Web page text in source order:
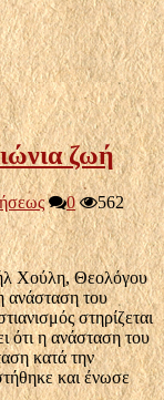
ζωή
0 562
Χούλη, Θεολόγου
ανάσταση του
στηρίζεται
ότι η ανάσταση του
κατά την
και ένωσε